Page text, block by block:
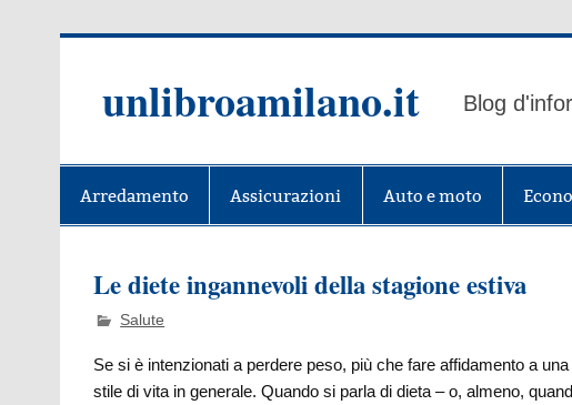
unlibroamilano.it Blog
Arredamento Assicurazioni Auto e moto
Le diete ingannevoli della stagione estiva
Salute
Se si è intenzionati a perdere peso, più che fare affidamento a
stile di vita in generale. Quando si parla di dieta – o, almeno,